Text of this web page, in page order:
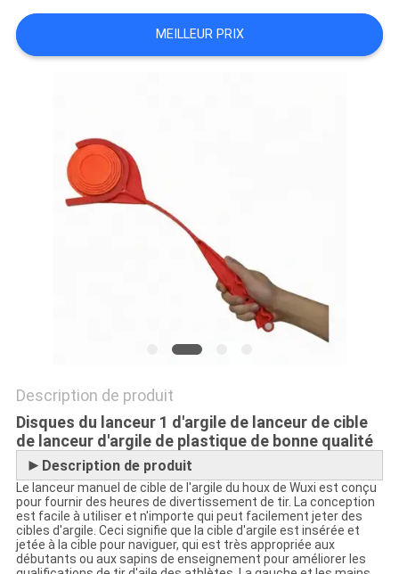
UNE
CITATION
MEILLEUR PRIX
Description de produit
Disques du lanceur 1 d'argile de lanceur de cible
de lanceur d'argile de plastique de bonne qualité
► Description de produit
Le lanceur manuel de cible de l'argile du houx de Wuxi est conçu
pour fournir des heures de divertissement de tir. La conception
est facile à utiliser et n'importe qui peut facilement jeter des
cibles d'argile. Ceci signifie que la cible d'argile est insérée et
jetée à la cible pour naviguer, qui est très appropriée aux
débutants ou aux sapins de enseignement pour améliorer les